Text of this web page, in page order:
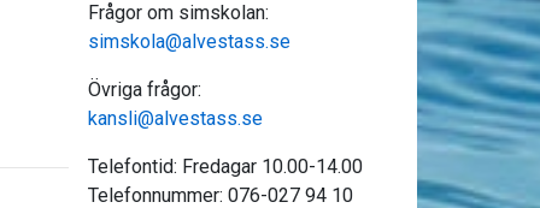
Frågor om simskolan:
simskola@alvestass.se
Övriga frågor:
kansli@alvestass.se
Telefontid: Fredagar 10.00-14.00
Telefonnummer: 076-027 94 10